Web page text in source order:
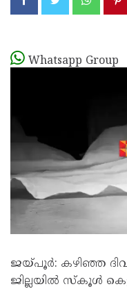
Whatsapp Group
ജയ്പൂർ: കഴിഞ്ഞ
ജില്ലയിൽ സ്കൂൾ